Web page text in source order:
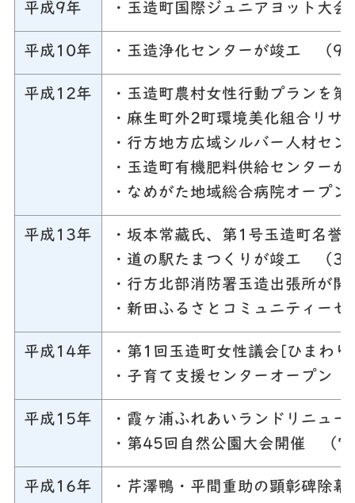
平成9年 ・玉造町国際ジュニアヨット大
平成10年 ・玉造浄化センターが竣工 （9
平成12年
・玉造町農村女性行動プランを
・麻生町外2町環境美化組合リ
・行方地方広域シルバー人材セ
・玉造町有機肥料供給センター
・なめがた地域総合病院オープ
平成13年
・坂本常藏氏、第1号玉造町名
・道の駅たまつくりが竣工 （3
・行方北部消防署玉造出張所が
・新田ふるさとコミュニティー
平成14年
・第1回玉造町女性議会[ひまわ
・子育て支援センターオープン
平成15年
・霞ヶ浦ふれあいランドリニュ
・第45回自然公園大会開催 （7
平成16年
・芹澤鴨・平間重助の顕彰碑除